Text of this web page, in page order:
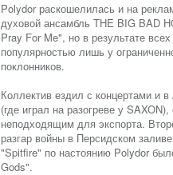
Polydor раскошелилась и на
духовой ансамбль THE BIG BAD
Pray For Me", но в результате
популярностью лишь у
поклонников.
Коллектив ездил с концертами и
(где играл на разогреве у
неподходящим для экспорта.
разгар войны в Персидском
"Spitfire" по настоянию Polydor
Gods".